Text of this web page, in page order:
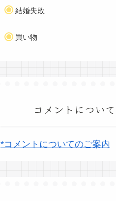
結婚失敗
買い物
コメントについて
*コメントについてのご案内